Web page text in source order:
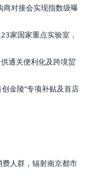
商对接会实现指数级曝
家国家重点实验室，
通关便利化及跨境贸
金陵”专项补贴及首店
人群，辐射南京都市